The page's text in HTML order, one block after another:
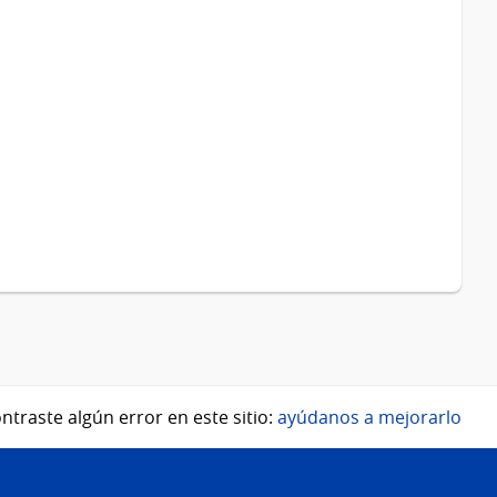
algún error en este sitio: ayúdanos a mejorarlo